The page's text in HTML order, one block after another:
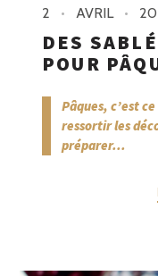
2 AVRIL
DES
POUR
Pâques, c’est
ressortir les
préparer...